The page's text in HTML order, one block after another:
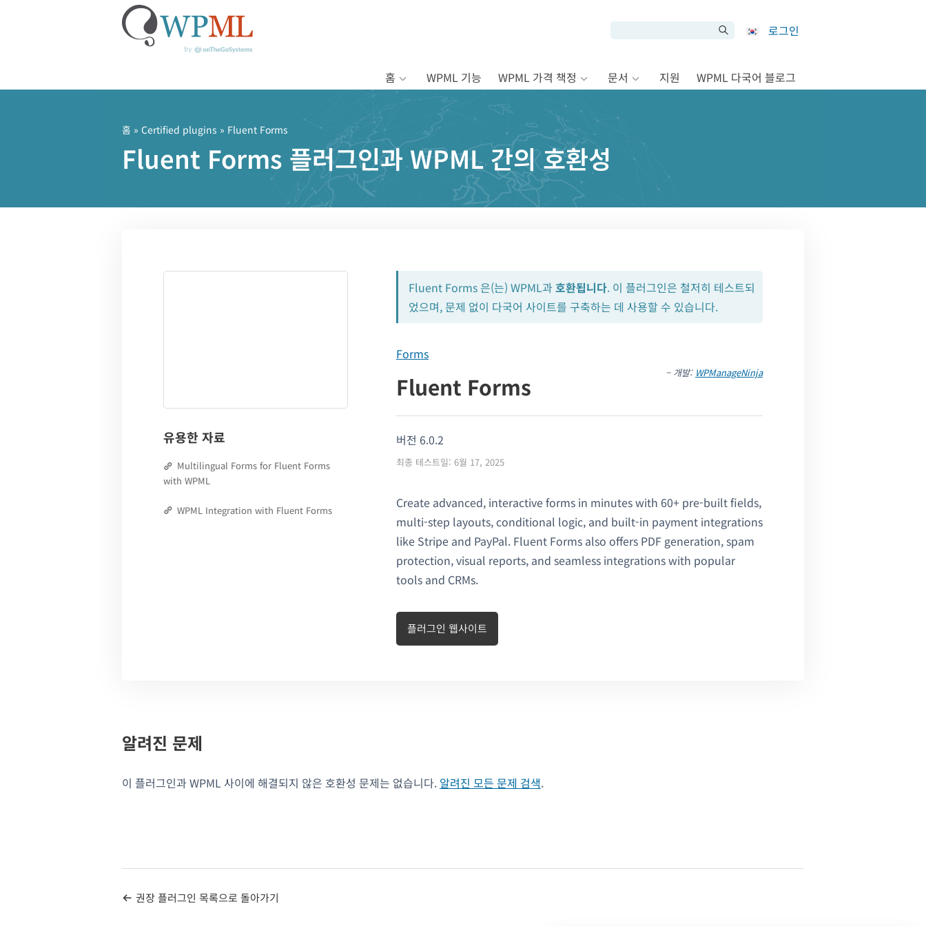
기
로그인
홈 WPML 기능 WPML 가격 책정 문서 지원 WPML 다국어 블로그
홈 » Certified plugins » Fluent Forms
Fluent Forms 플러그인과 WPML 간의 호환성
유용한 자료
Multilingual Forms for Fluent Forms
with WPML
WPML Integration with Fluent Forms
Fluent Forms 은(는) WPML과호환됩니다. 이 플러그인은 철저히 테스트되
었으며, 문제 없이 다국어 사이트를 구축하는 데 사용할 수 있습니다.
Forms
Fluent Forms – 개발: WPManageNinja
버전 6.0.2
최종 테스트일: 6월 17, 2025
Create advanced, interactive forms in minutes with 60+ pre-built fields,
multi-step layouts, conditional logic, and built-in payment integrations
like Stripe and PayPal. Fluent Forms also offers PDF generation, spam
protection, visual reports, and seamless integrations with popular
tools and CRMs.
플러그인 웹사이트
알려진 문제
이 플러그인과 WPML 사이에 해결되지 않은 호환성 문제는 없습니다. 알려진 모든 문제 검색.
권장 플러그인 목록으로 돌아가기